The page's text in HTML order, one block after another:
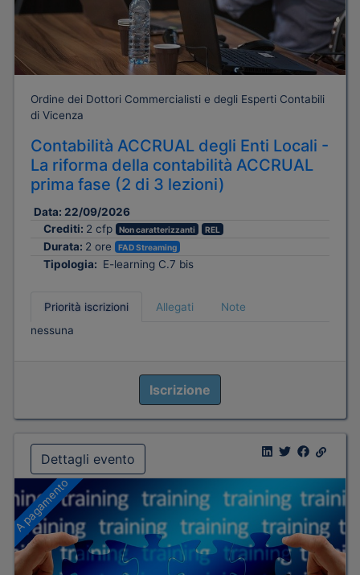
Ordine dei Dottori Commercialisti e degli Esperti Contabili
di Vicenza
Contabilità ACCRUAL degli Enti Locali -
La riforma della contabilità ACCRUAL
prima fase (2 di 3 lezioni)
Data: 22/09/2026
Crediti: 2 cfp Non caratterizzanti REL
Durata: 2 ore FAD Streaming
Tipologia: E-learning C.7 bis
Priorità iscrizioni Allegati
Note
nessuna
Iscrizione
Dettagli evento
A pagamento